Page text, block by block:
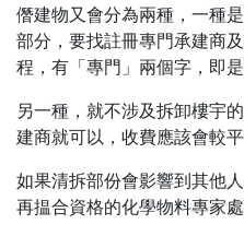
僭建物又會分為兩種，一種
部分，要找註冊專門承建商
程，有「專門」兩個字，即是
另一種，就不涉及拆卸樓宇
建商就可以，收費應該會較平
如果清拆部份會影響到其他
再揾合資格的化學物料專家